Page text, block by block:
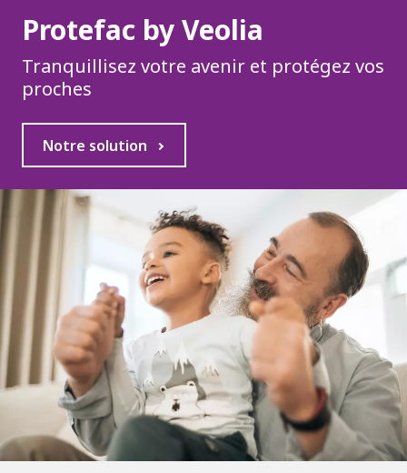
Protefac by Veolia
Tranquillisez votre avenir et protégez vos
proches
Notre solution